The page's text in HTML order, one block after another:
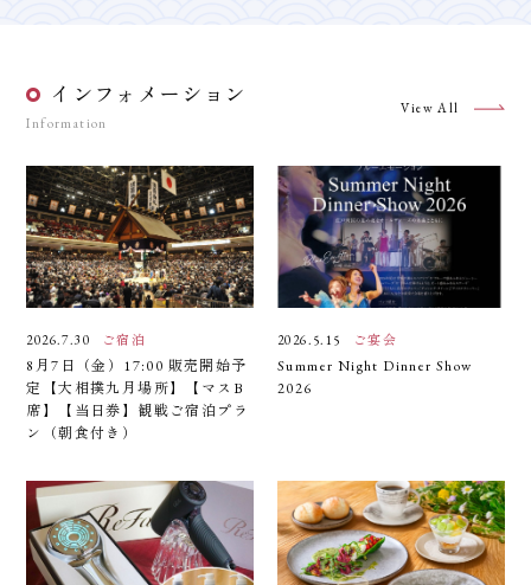
インフォメーション
Information
View All
2026.7.30 ご宿泊
8月7日（金）17:00 販売開始予
定【大相撲九月場所】【マスB
席】【当日券】観戦ご宿泊プラ
ン（朝食付き）
2026.5.15 ご宴会
Summer Night Dinner Show
2026